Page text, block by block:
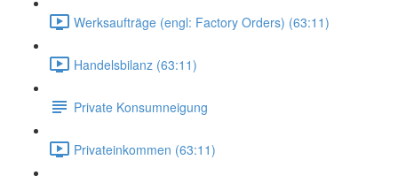
Werksaufträge (engl: Factory Orders) (63:11)
Handelsbilanz (63:11)
Private Konsumneigung
Privateinkommen (63:11)